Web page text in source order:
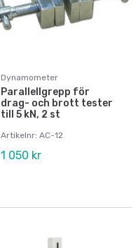
Dynamometer
Parallellgrepp för
drag- och brott tester
till 5 kN, 2 st
Artikelnr: AC-12
1 050 kr